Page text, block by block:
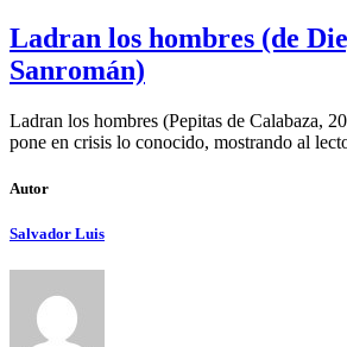
Ladran los hombres (de
Sanromán)
Ladran los hombres (Pepitas de Calabaza,
pone en crisis lo conocido, mostrando al
Autor
Salvador Luis